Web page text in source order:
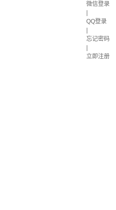
微信登录
QQ登录
忘记密码
立即注册